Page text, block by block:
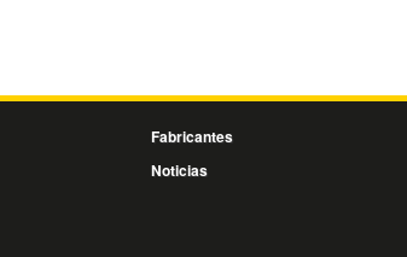
Fabricantes
Noticias